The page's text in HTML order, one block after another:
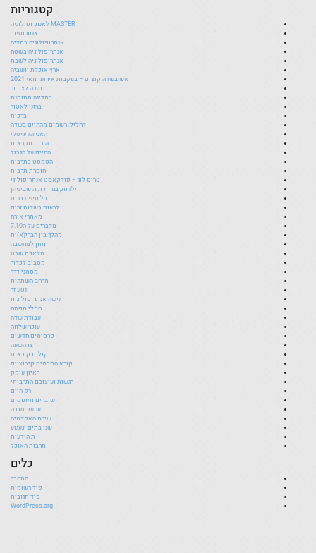
קטגוריות
MASTER לאנתרופולוגיה
אנתרוטיוב
אנתרופולוגיה במדיה
אנתרופולוגיה בשטח
אנתרופולוגיה לשבת
ארץ אוכלת יושביה
אש בשדה קוצים – בעקבות אירועי מאי 2021
בחזרה לציבור
במדינה מתוקנת
ברונו לאטור
ברכות
דחליל: רשמים מהחיים בשדה
האני הדיגיטלי
הורות מקראית
החיים על הגבול
הטקסט כתרבות
חופרת תרבות
טריפ לוג – פודקאסט אנתרופולוגי
ילדות, בגרות ומה שביניהן
כל מיני דברים
לרעות בשדות זרים
מאמרי אורח
מדברים על ה7.10
מהלך בין הברי(א)ות
מזון למחשבה
מלאכת שבט
מסביב לכדור
מסמני דרך
מרחב השתהות
נטע זר
נישה אנתרופולוגית
סמלי מפתח
עבודת שדה
עוכר שלווה
פרסומים חדשים
צו השעה
קולות קוראים
קורא הסכמים קיבוציים
ראיון עומק
רגשות ועיצובם התרבותי
רק היום
שוברים מיתוסים
שיעור חברה
שירת האקדמיה
שני בתים וגעגוע
ת-הודעות
תרבות האוכל
כלים
התחבר
פיד רשומות
פיד תגובות
WordPress.org